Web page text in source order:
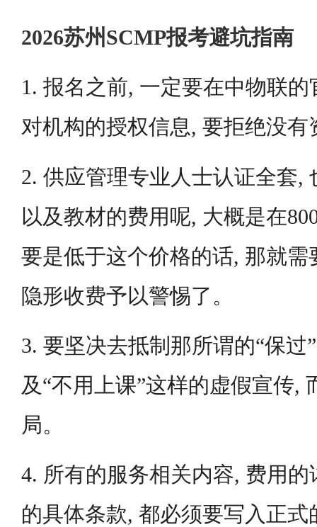
2026苏州SCMP报考避坑指南
1. 报名之前, 一定要在中物联
对机构的授权信息, 要拒绝没有
2. 供应管理专业人士认证全套,
以及教材的费用呢, 大概是在
要是低于这个价格的话, 那就
隐形收费予以警惕了。
3. 要坚决去抵制那所谓的“保过
及“不用上课”这样的虚假宣传,
局。
4. 所有的服务相关内容, 费用
的具体条款, 都必须要写入正